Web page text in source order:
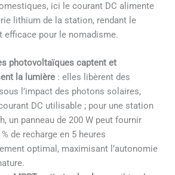
ici le courant DC alimente
lithium de la station, rendant le
efficace pour le nomadisme.
photovoltaïques captent et
la lumière : elles libèrent des
l’impact des photons solaires,
DC utilisable ; pour une station
un panneau de 200 W peut fournir
% de recharge en 5 heures
optimal, maximisant l’autonomie